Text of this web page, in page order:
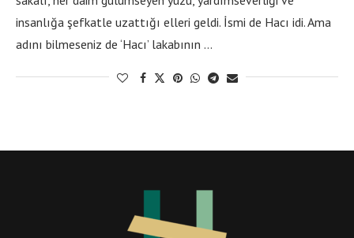
insanlığa şefkatle uzattığı elleri geldi. İsmi de Hacı idi. Ama
adını bilmeseniz de ‘Hacı’ lakabının …